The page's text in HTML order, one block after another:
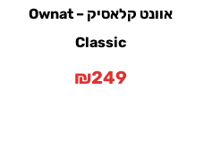
אוונט קלאסיק – Ownat
Classic
₪